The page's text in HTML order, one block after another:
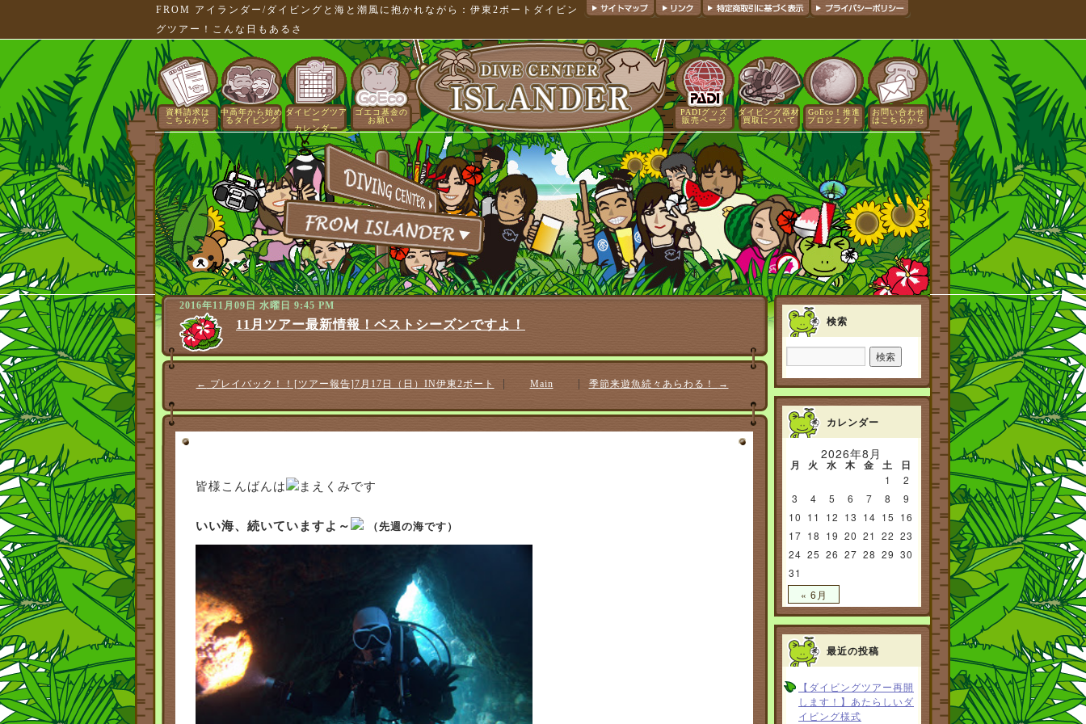
FROM アイランダー/ダイビングと海と潮風に抱かれながら：伊東2ボートダイビン
グツアー！こんな日もあるさ
資料請求は
こちらから
中高年から始め
るダイビング
ダイビングツア
ー
カレンダー
ゴエコ基金の
お願い
PADIグッズ
販売ページ
ダイビング器材
買取について
GoEco！推進
プロジェクト
お問い合わせ
はこちらから
2016年11月09日 水曜日 9:45 PM
11月ツアー最新情報！ベストシーズンですよ！
← プレイバック！！[ツアー報告]7月17日（日）IN伊東2ボート Main 季節来遊魚続々あらわる！ →
皆様こんばんは まえくみです
いい海、続いていますよ～ （先週の海です）
検索
カレンダー
2026年8月
月 火 水 木 金 土 日
« 6月
1
2
3
4 5 6 7 8
9
10 11 12 13 14 15 16
17 18 19 20 21 22 23
24 25 26 27 28 29 30
31
最近の投稿
【ダイビングツアー再開
します！】あたらしいダ
イビング様式